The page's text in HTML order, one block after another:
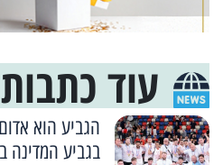
עוד כתבות
הגביע הוא
בגביע המדינה